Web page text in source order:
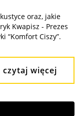
oraz, jakie
Kwapisz - Prezes
“Komfort Ciszy”.
czytaj więcej